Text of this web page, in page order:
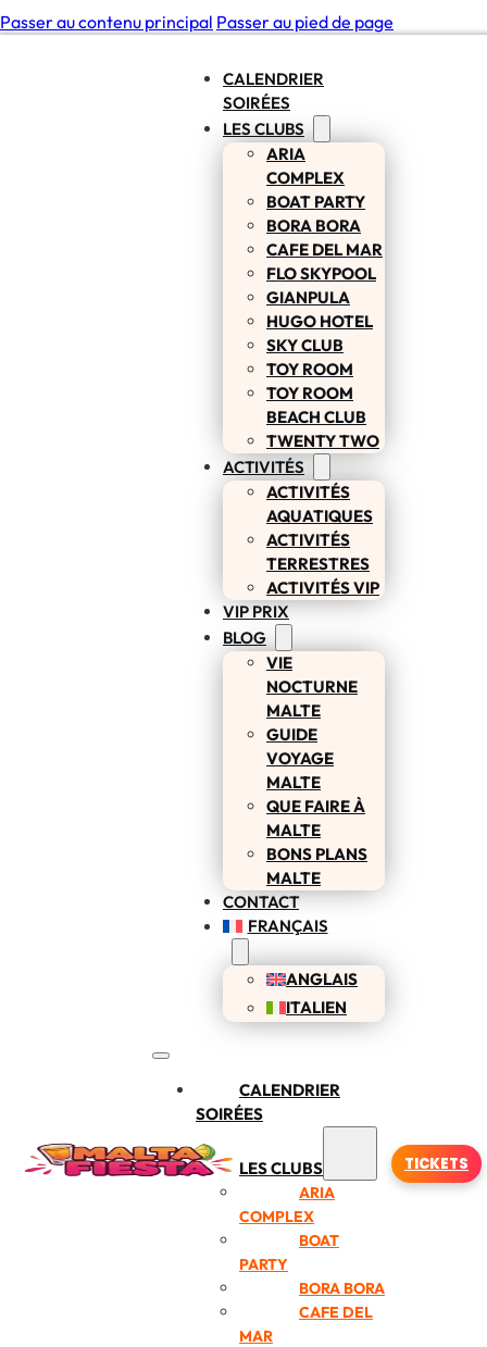
Passer au contenu principal Passer au pied de page
CALENDRIER
SOIRÉES
LES CLUBS
ARIA
COMPLEX
BOAT PARTY
BORA BORA
CAFE DEL MAR
FLO SKYPOOL
GIANPULA
HUGO HOTEL
SKY CLUB
TOY ROOM
TOY ROOM
BEACH CLUB
TWENTY TWO
ACTIVITÉS
ACTIVITÉS
AQUATIQUES
ACTIVITÉS
TERRESTRES
ACTIVITÉS VIP
VIP PRIX
BLOG
VIE
NOCTURNE
MALTE
GUIDE
VOYAGE
MALTE
QUE FAIRE À
MALTE
BONS PLANS
MALTE
CONTACT
FRANÇAIS
ANGLAIS
ITALIEN
CALENDRIER
SOIRÉES
LES CLUBS
ARIA
COMPLEX
BOAT
PARTY
BORA BORA
CAFE DEL
MAR
TICKETS